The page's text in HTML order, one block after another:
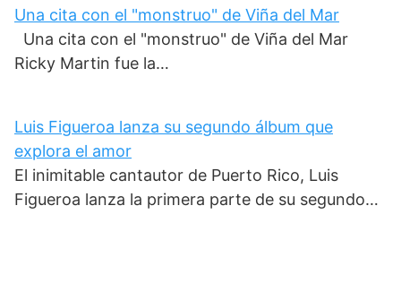
Una cita con el "monstruo" de Viña del Mar
Una cita con el "monstruo" de Viña del Mar
Ricky Martin fue la…
Luis Figueroa lanza su segundo álbum que
explora el amor
El inimitable cantautor de Puerto Rico, Luis
Figueroa lanza la primera parte de su segundo…